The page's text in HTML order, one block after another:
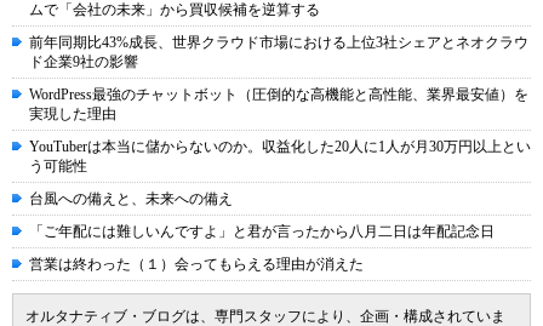
ムで「会社の未来」から買収候補を逆算する
前年同期比43%成長、世界クラウド市場における上位3社シェアとネオクラウ
ド企業9社の影響
WordPress最強のチャットボット（圧倒的な高機能と高性能、業界最安値）を
実現した理由
YouTuberは本当に儲からないのか。収益化した20人に1人が月30万円以上とい
う可能性
台風への備えと、未来への備え
「ご年配には難しいんですよ」と君が言ったから八月二日は年配記念日
営業は終わった（１）会ってもらえる理由が消えた
オルタナティブ・ブログは、専門スタッフにより、企画・構成されていま